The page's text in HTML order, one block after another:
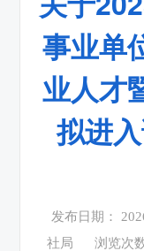
事业单
业人才
拟进
发布日期：
社局
浏览次